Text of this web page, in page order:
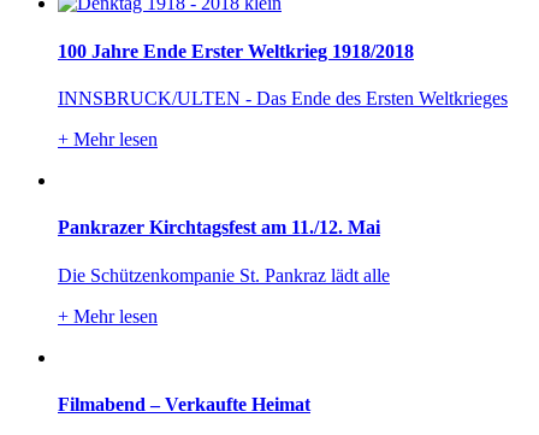
100 Jahre Ende Erster Weltkrieg 1918/2018
INNSBRUCK/ULTEN - Das Ende des Ersten Weltkrieges
+ Mehr lesen
Pankrazer Kirchtagsfest am 11./12. Mai
Die Schützenkompanie St. Pankraz lädt alle
+ Mehr lesen
Filmabend – Verkaufte Heimat